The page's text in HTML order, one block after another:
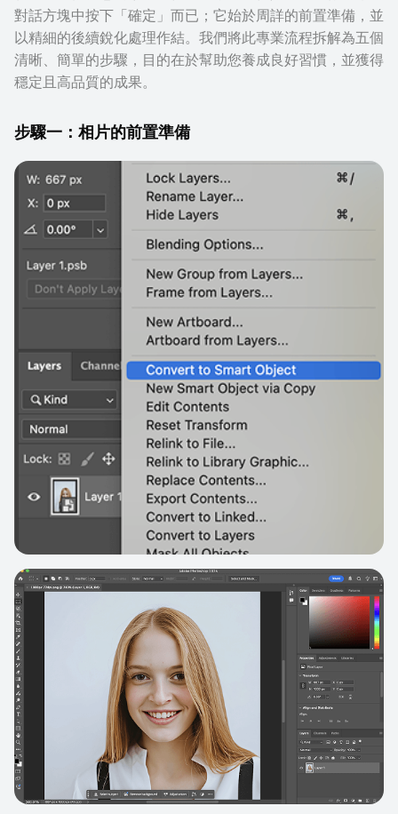
對話方塊中按下「確定」而已；它始於周詳的前置準備，並
以精細的後續銳化處理作結。我們將此專業流程拆解為五個
清晰、簡單的步驟，目的在於幫助您養成良好習慣，並獲得
穩定且高品質的成果。
步驟一：相片的前置準備